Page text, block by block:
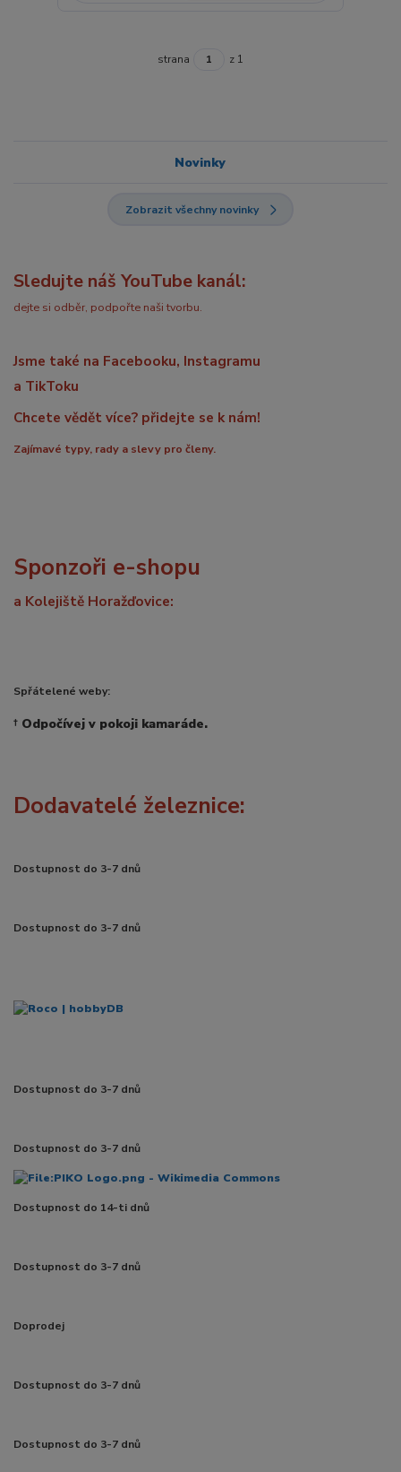
Novinky
Zobrazit všechny novinky
Sledujte náš YouTube kanál:
dejte si odběr, podpořte naši tvorbu.
Jsme také na Facebooku, Instagramu
a TikToku
Chcete vědět více? přidejte se k nám!
Zajímavé typy, rady a slevy pro členy.
Sponzoři e-shopu
a Kolejiště Horažďovice:
Spřátelené weby:
† Odpočívej v pokoji kamaráde.
Dodavatelé železnice:
Dostupnost do 3-7 dnů
Dostupnost do 3-7 dnů
Dostupnost do 3-7 dnů
Dostupnost do 3-7 dnů
Dostupnost do 14-ti dnů
Dostupnost do 3-7 dnů
Doprodej
Dostupnost do 3-7 dnů
Dostupnost do 3-7 dnů
strana z 1